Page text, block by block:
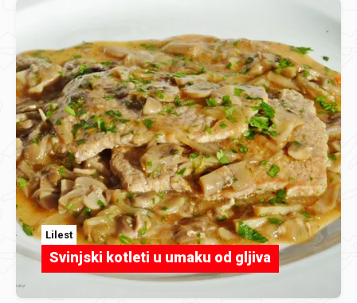
Lilest
Svinjski kotleti u umaku od gljiva